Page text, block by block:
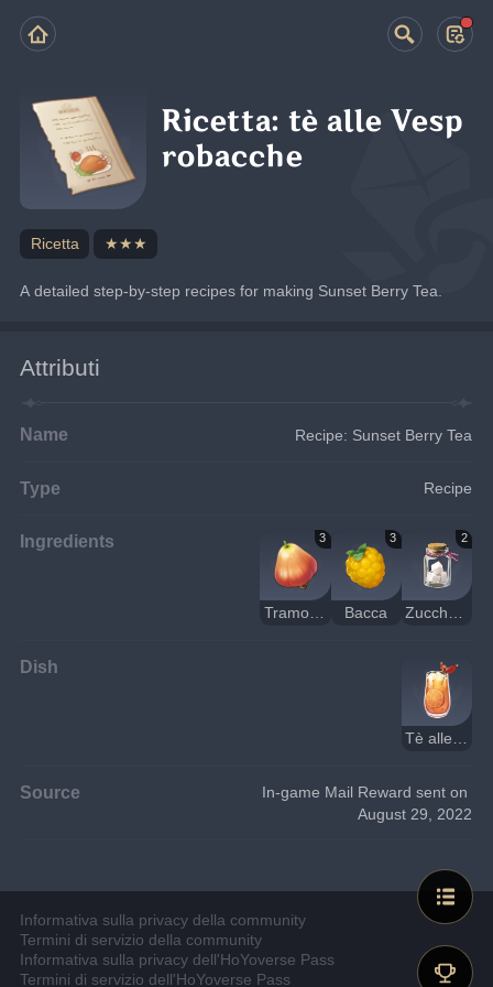
Ricetta: tè alle Vesp
robacche
Ricetta ★★★
A detailed step-by-step recipes for making Sunset Berry Tea.
Attributi
Name Recipe: Sunset Berry Tea
Type Recipe
Ingredients 3 3
Bacca
2
Dish
Source
In-game Mail Reward sent on
August 29, 2022
Informativa sulla privacy della community
Termini di servizio della community
Informativa sulla privacy dell'HoYoverse Pass
Termini di servizio dell'HoYoverse Pass